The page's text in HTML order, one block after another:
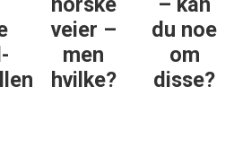
veier –
men
hvilke?
du noe
om
disse?